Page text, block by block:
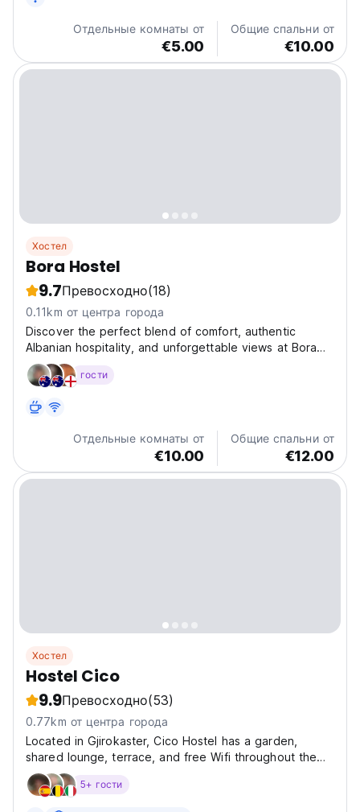
Отдельные комнаты от
€5.00
Общие спальни от
€10.00
Хостел
Bora Hostel
9.7Превосходно(18)
0.11km от центра города
Discover the perfect blend of comfort, authentic
Albanian hospitality, and unforgettable views at Bora
Hostel. Located just a 10-minute walk from Gjirokastër’s
UNESCO Old Bazaar, our hostel offers a peaceful
гости
Отдельные комнаты от
€10.00
Общие спальни от
€12.00
Хостел
Hostel Cico
9.9Превосходно(53)
0.77km от центра города
Located in Gjirokaster, Cico Hostel has a garden,
shared lounge, terrace, and free Wifi throughout the
property. The property has a shared kitchen, a 24-
hour front desk and currency exchange for guests. At
5+ гости